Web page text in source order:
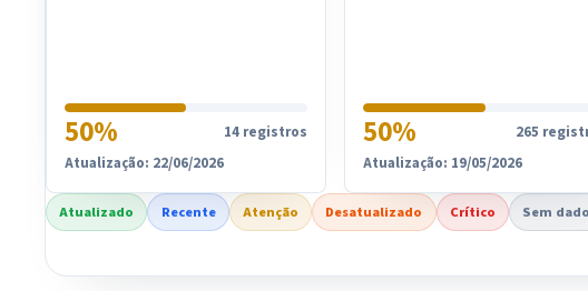
50%
14 registros
Atualização: 22/06/2026
50%
265
Atualização: 19/05/2026
Atualizado Recente Atenção Desatualizado Crítico Sem